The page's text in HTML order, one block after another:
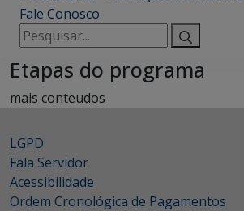
Fale Conosco
Pesquisar
por:
Etapas do programa
mais conteudos
LGPD
Fala Servidor
Acessibilidade
Ordem Cronológica de Pagamentos